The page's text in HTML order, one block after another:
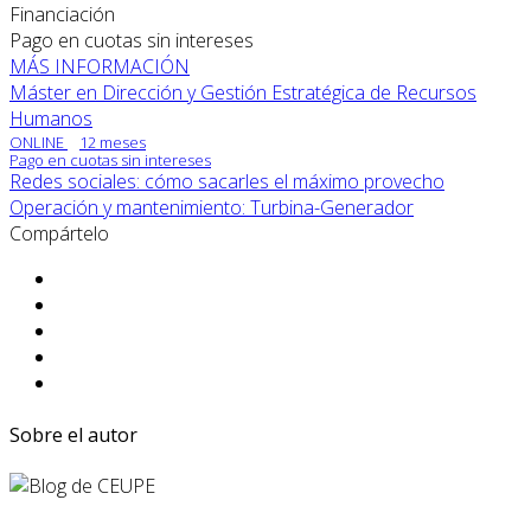
Financiación
Pago en cuotas sin intereses
MÁS INFORMACIÓN
Máster en Dirección y Gestión Estratégica de Recursos
Humanos
ONLINE
12 meses
Pago en cuotas sin intereses
Redes sociales: cómo sacarles el máximo provecho
Operación y mantenimiento: Turbina-Generador
Compártelo
Sobre el autor